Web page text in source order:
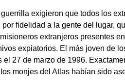
exigieron que todos los
fidelidad a la gente del lugar,
extranjeros presentes
expiatorios. El más joven de
27 de marzo de 1996.
monjes del Atlas habían sido